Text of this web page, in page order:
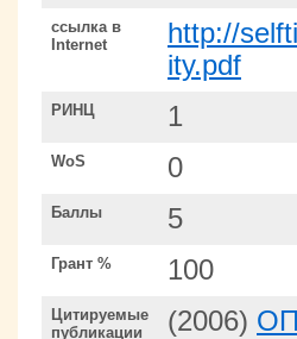
ссылка в
Internet
http://
ity.pdf
РИНЦ 1
WoS 0
Баллы 5
Грант % 100
Цитируемые
публикации
(2006)